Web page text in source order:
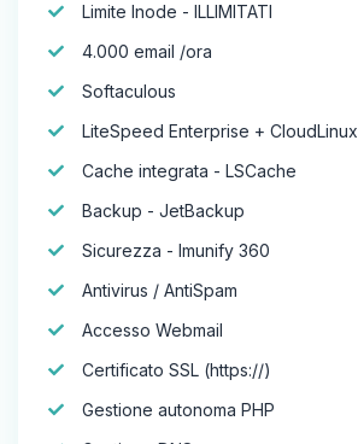
Limite Inode - ILLIMITATI
4.000 email /ora
Softaculous
LiteSpeed Enterprise + CloudLinux
Cache integrata - LSCache
Backup - JetBackup
Sicurezza - Imunify 360
Antivirus / AntiSpam
Accesso Webmail
Certificato SSL (https://)
Gestione autonoma PHP